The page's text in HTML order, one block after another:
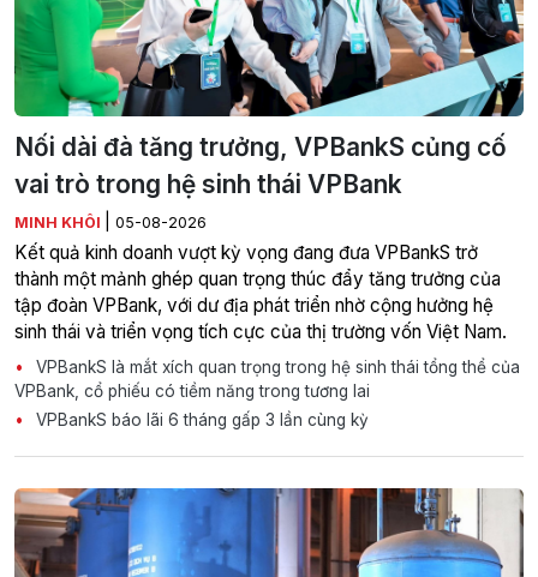
Nối dài đà tăng trưởng, VPBankS củng cố
vai trò trong hệ sinh thái VPBank
MINH KHÔI 05-08-2026
Kết quả kinh doanh vượt kỳ vọng đang đưa VPBankS trở
thành một mảnh ghép quan trọng thúc đẩy tăng trưởng của
tập đoàn VPBank, với dư địa phát triển nhờ cộng hưởng hệ
sinh thái và triển vọng tích cực của thị trường vốn Việt Nam.
VPBankS là mắt xích quan trọng trong hệ sinh thái tổng thể của
VPBank, cổ phiếu có tiềm năng trong tương lai
VPBankS báo lãi 6 tháng gấp 3 lần cùng kỳ